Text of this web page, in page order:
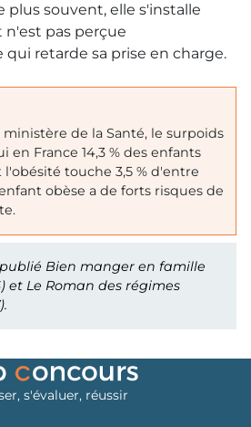
plus souvent, elle s'installe
pas perçue
retarde sa prise en charge.
de la Santé, le surpoids
France 14,3 % des enfants
l'obésité touche 3,5 % d'entre
obèse a de forts risques de
Bien manger en famille
et Le Roman des régimes
s'évaluer, réussir